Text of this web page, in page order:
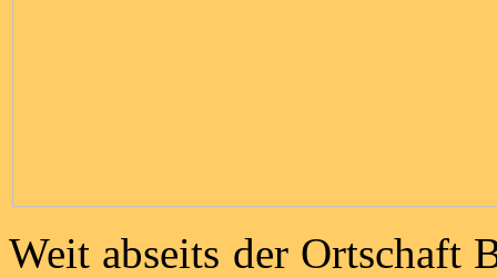
Weit abseits der Ortschaft